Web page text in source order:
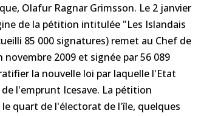
Olafur Ragnar Grimsson. Le 2 janvier
de la pétition intitulée "Les Islandais
85 000 signatures) remet au Chef de
2009 et signée par 56 089
la nouvelle loi par laquelle l'Etat
l'emprunt Icesave. La pétition
quart de l'électorat de l'île, quelques